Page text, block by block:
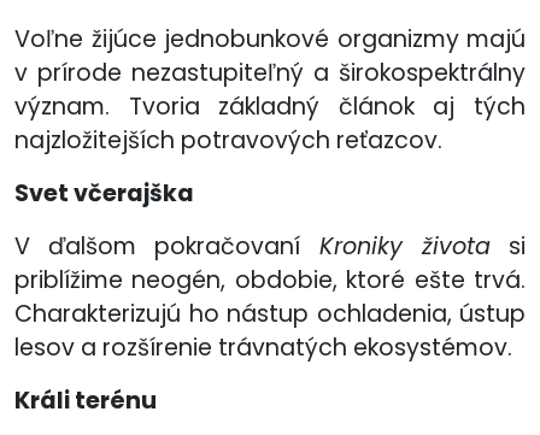
Voľne žijúce jednobunkové organizmy majú
v prírode nezastupiteľný a širokospektrálny
význam. Tvoria základný článok aj tých
najzložitejších potravových reťazcov.
Svet včerajška
V ďalšom pokračovaní Kroniky životasi
priblížime neogén, obdobie, ktoré ešte trvá.
Charakterizujú ho nástup ochladenia, ústup
lesov a rozšírenie trávnatých ekosystémov.
Králi terénu